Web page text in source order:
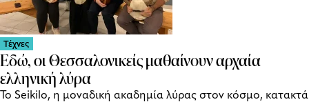
Τέχνες
Εδώ, οι Θεσσαλονικείς μαθαίνουν αρχαία
ελληνική λύρα
Το Seikilo, η μοναδική ακαδημία λύρας στον κόσμο, κατακτά